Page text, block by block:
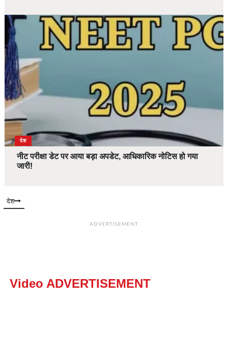
देश
नीट परीक्षा डेट पर आया बड़ा अपडेट, आधिकारिक नोटिस हो गया
जारी!
देश
ADVERTISEMENT
Video ADVERTISEMENT